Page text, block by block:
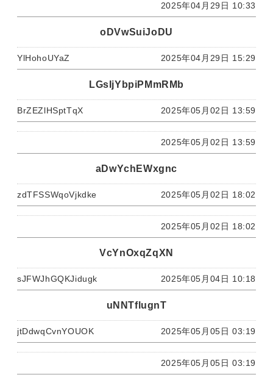
2025年04月29日 10:33
oDVwSuiJoDU
YlHohoUYaZ 2025年04月29日 15:29
LGsIjYbpiPMmRMb
BrZEZlHSptTqX 2025年05月02日 13:59
2025年05月02日 13:59
aDwYchEWxgnc
zdTFSSWqoVjkdke 2025年05月02日 18:02
2025年05月02日 18:02
VcYnOxqZqXN
sJFWJhGQKJidugk 2025年05月04日 10:18
uNNTflugnT
jtDdwqCvnYOUOK 2025年05月05日 03:19
2025年05月05日 03:19